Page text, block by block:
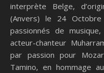
interprète Belge,
(Anvers) le 24
passionnés de
acteur-chanteur
par passion pour
Tamino, en hommage